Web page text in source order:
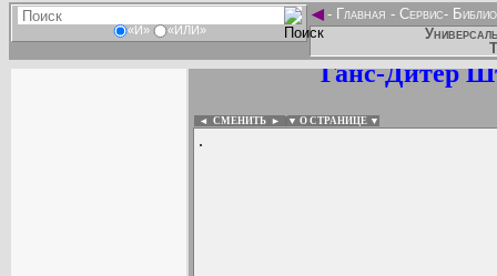
«И» «ИЛИ»
◄- Главная - Сервис-
Ганс-Дитер
◄ СМЕНИТЬ ► ▼ О СТРАНИЦЕ ▼
.